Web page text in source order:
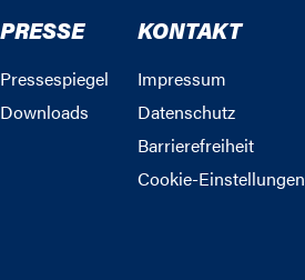
PRESSE
Pressespiegel
Downloads
KONTAKT
Impressum
Datenschutz
Barrierefreiheit
Cookie-Einstellungen